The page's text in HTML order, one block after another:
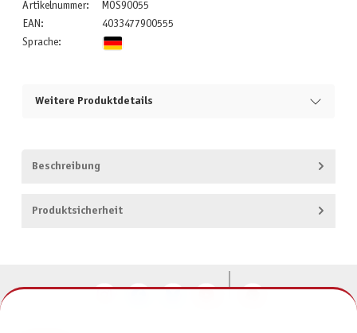
Artikelnummer:
MOS90055
EAN:
4033477900555
Sprache:
Weitere Produktdetails
Beschreibung
Produktsicherheit